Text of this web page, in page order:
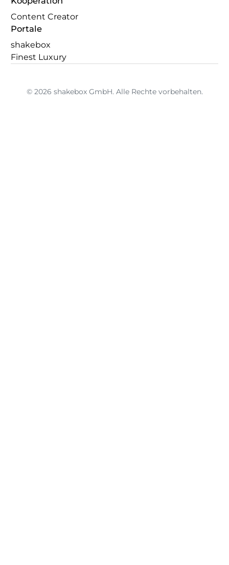
Content Creator
Portale
shakebox
Finest Luxury
© 2026 shakebox GmbH. Alle Rechte vorbehalten.